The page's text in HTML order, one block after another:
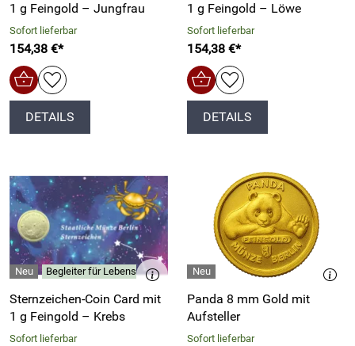
1 g Feingold – Jungfrau
Sofort lieferbar
154,38 €*
DETAILS
1 g Feingold – Löwe
Sofort lieferbar
154,38 €*
DETAILS
Begleiter für Lebensphasen, Horoskop-Interessierte
Sternzeichen-Coin Card mit
1 g Feingold – Krebs
Sofort lieferbar
Panda 8 mm Gold mit
Aufsteller
Sofort lieferbar